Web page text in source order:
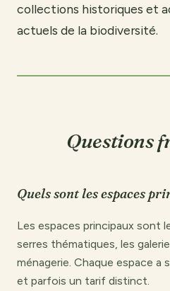
collections historiques et
actuels de la biodiversité.
Questions
Quels sont les espaces
Les espaces principaux sont
serres thématiques, les
ménagerie. Chaque espace a
et parfois un tarif distinct.